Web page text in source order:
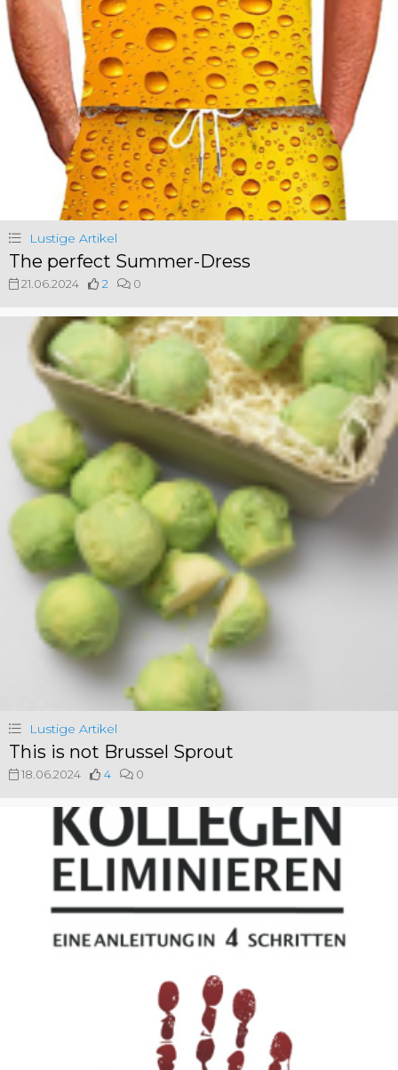
Lustige Artikel
The perfect Summer-Dress
21.06.2024 2 0
Lustige Artikel
This is not Brussel Sprout
18.06.2024 4 0